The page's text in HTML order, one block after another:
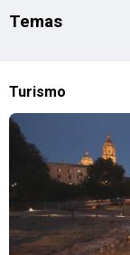
Temas
Turismo